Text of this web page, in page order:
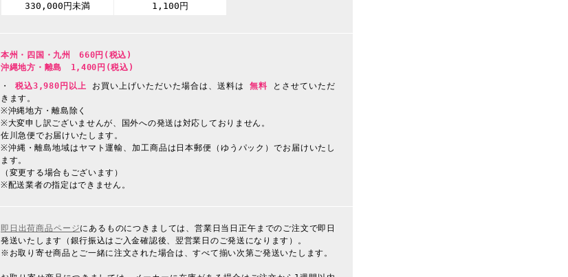
330,000円未満
1,100円
本州・四国・九州 660円(税込)
沖縄地方・離島 1,400円(税込)
・
税込3,980円以上 お買い上げいただいた場合は、送料は 無料 とさせていただ
きます。
※沖縄地方・離島除く
※大変申し訳ございませんが、国外への発送は対応しておりません。
佐川急便でお届けいたします。
※沖縄・離島地域はヤマト運輸、加工商品は日本郵便（ゆうパック）でお届けいたし
ます。
（変更する場合もございます）
※配送業者の指定はできません。
即日出荷商品ページにあるものにつきましては、営業日当日正午までのご注文で即日
発送いたします（銀行振込はご入金確認後、翌営業日のご発送になります）。
※お取り寄せ商品とご一緒に注文された場合は、すべて揃い次第ご発送いたします。